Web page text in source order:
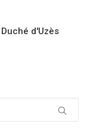
d'Uzès